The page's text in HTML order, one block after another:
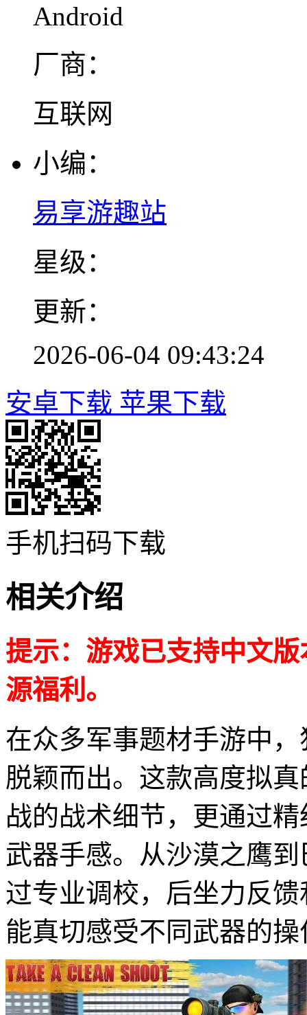
Android
厂商：
互联网
小编：
易享游趣站
星级：
更新：
2026-06-04 09:43:24
安卓下载 苹果下载
手机扫码下载
相关介绍
提示：游戏已支持中文
源福利。
在众多军事题材手游中
脱颖而出。这款高度拟
战的战术细节，更通过
武器手感。从沙漠之鹰
过专业调校，后坐力反
能真切感受不同武器的